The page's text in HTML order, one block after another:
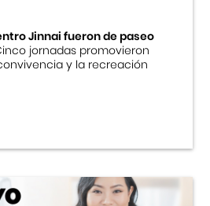
Japonés
Jinnai fueron de paseo
jornadas promovieron
y la recreación